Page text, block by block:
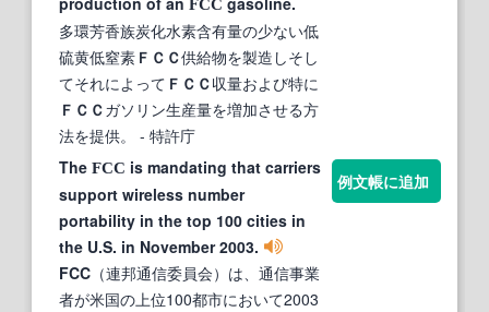
FCC
多環芳香族炭化水素含有量の少ない低
硫黄低窒素 ＦＣＣ供給物を製造しそし
てそれによって ＦＣＣ収量および特に
ＦＣＣガソリン生産量を増加させる方
法を提供。
- 特許庁
The FCC is mandating that carriers
support wireless number
portability in the top 100 cities in
the U.S. in November 2003.
FCC （連邦通信委員会）は、通信事業
者が米国の上位100都市において2003
例文帳に追加